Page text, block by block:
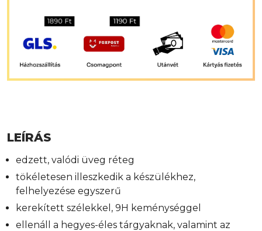
LEÍRÁS
edzett, valódi üveg réteg
tökéletesen illeszkedik a készülékhez,
felhelyezése egyszerű
kerekített szélekkel, 9H keménységgel
ellenáll a hegyes-éles tárgyaknak, valamint az